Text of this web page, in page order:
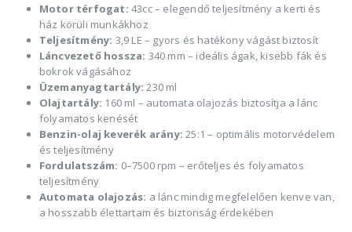
Motor térfogat: 43cc – elegendő teljesítmény a kerti és
ház körüli munkákhoz
Teljesítmény: 3,9 LE – gyors és hatékony vágást biztosít
Láncvezető hossza: 340 mm – ideális ágak, kisebb fák és
bokrok vágásához
Üzemanyagtartály: 230 ml
Olajtartály: 160 ml – automata olajozás biztosítja a lánc
folyamatos kenését
Benzin-olaj keverék arány: 25:1 – optimális motorvédelem
és teljesítmény
Fordulatszám: 0–7500 rpm – erőteljes és folyamatos
teljesítmény
Automata olajozás: a lánc mindig megfelelően kenve van,
a hosszabb élettartam és biztonság érdekében